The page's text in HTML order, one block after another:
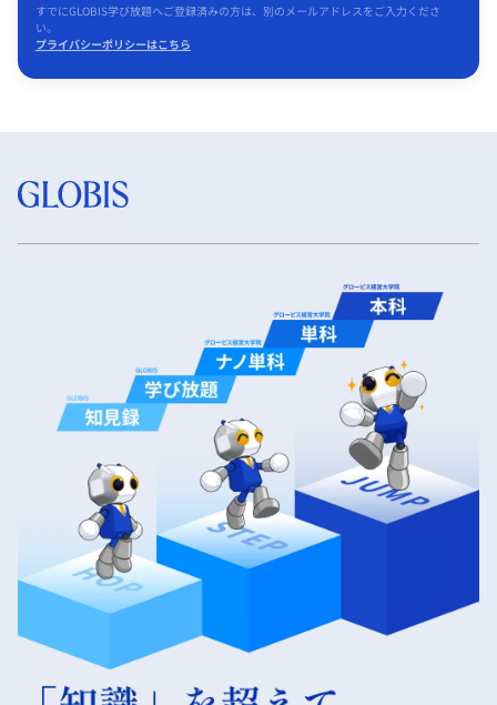
すでにGLOBIS学び放題へご登録済みの方は、別のメールアドレスをご入力くださ
い。
プライバシーポリシーはこちら